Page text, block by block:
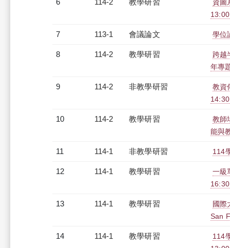
6 114-2 教學研習
資圖
7 113-1 會議論文 學位
8 114-2 教學研習
跨越
年專
9 114-2 非教學研習
教資
10 114-2 教學研習
教師
能與
11 114-1 非教學研習 114
12 114-1 教學研習
一級
13 114-1 教學研習
國際
San
14 114-1 教學研習
114